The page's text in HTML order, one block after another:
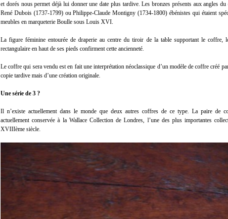
et dorés nous permet déjà lui donner une date plus tardive. Les bronzes présents aux angles
René Dubois (1737-1799) ou Philippe-Claude Montigny (1734-1800) ébénistes qui étaient
meubles en marqueterie Boulle sous Louis XVI.
La figure féminine entourée de draperie au centre du tiroir de la table supportant le coffre,
rectangulaire en haut de ses pieds confirment cette ancienneté.
Le coffre qui sera vendu est en fait une interprétation néoclassique d’un modèle de coffre créé
copie tardive mais d’une création originale.
Une série de 3 ?
Il n’existe actuellement dans le monde que deux autres coffres de ce type. La paire de
actuellement conservée à la Wallace Collection de Londres, l’une des plus importantes
XVIIIème siècle.